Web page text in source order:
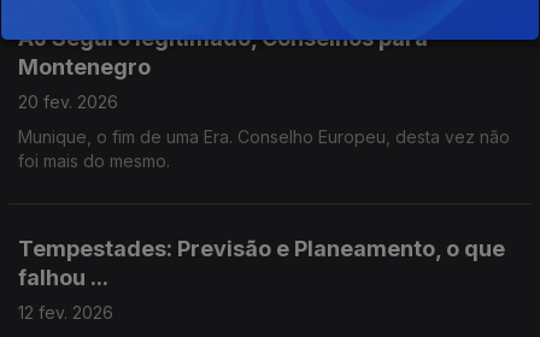
AJ Seguro legitimado, Conselhos para
Montenegro
20 fev. 2026
Munique, o fim de uma Era. Conselho Europeu, desta vez não
foi mais do mesmo.
Tempestades: Previsão e Planeamento, o que
falhou ...
12 fev. 2026